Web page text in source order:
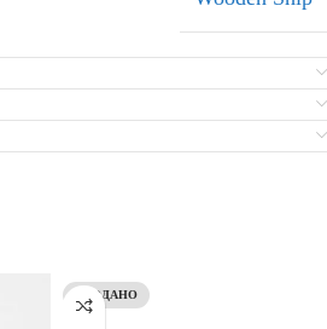
ПРОДАНО